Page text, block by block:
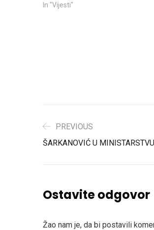
In "Vijesti"
PREVIOUS
ŠARKANOVIĆ U
Ostavite odgovor
Žao nam je, da bi postavili